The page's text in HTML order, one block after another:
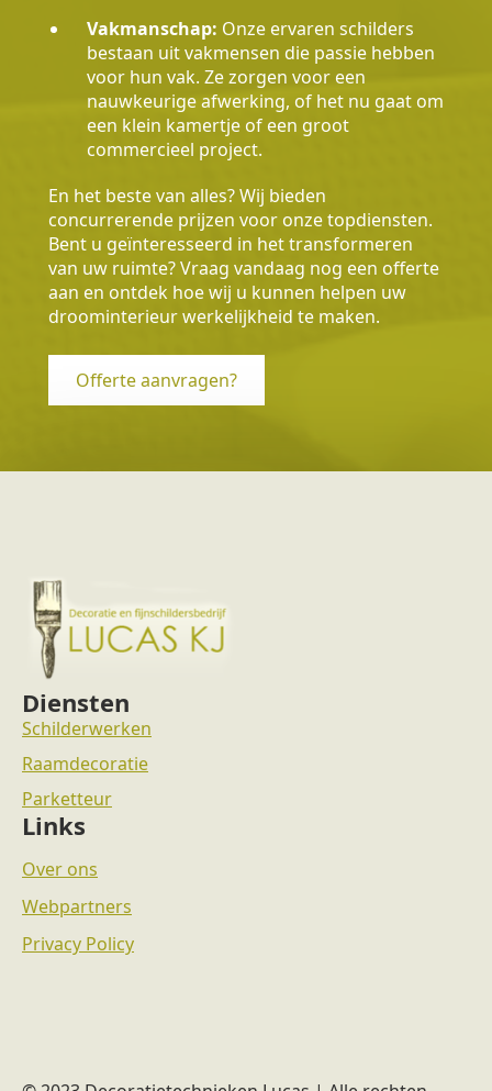
Vakmanschap: Onze ervaren schilders
bestaan uit vakmensen die passie hebben
voor hun vak. Ze zorgen voor een
nauwkeurige afwerking, of het nu gaat om
een klein kamertje of een groot
commercieel project.
En het beste van alles? Wij bieden
concurrerende prijzen voor onze topdiensten.
Bent u geïnteresseerd in het transformeren
van uw ruimte? Vraag vandaag nog een offerte
aan en ontdek hoe wij u kunnen helpen uw
droominterieur werkelijkheid te maken.
Offerte aanvragen?
Diensten
Schilderwerken
Raamdecoratie
Parketteur
Links
Over ons
Webpartners
Privacy Policy